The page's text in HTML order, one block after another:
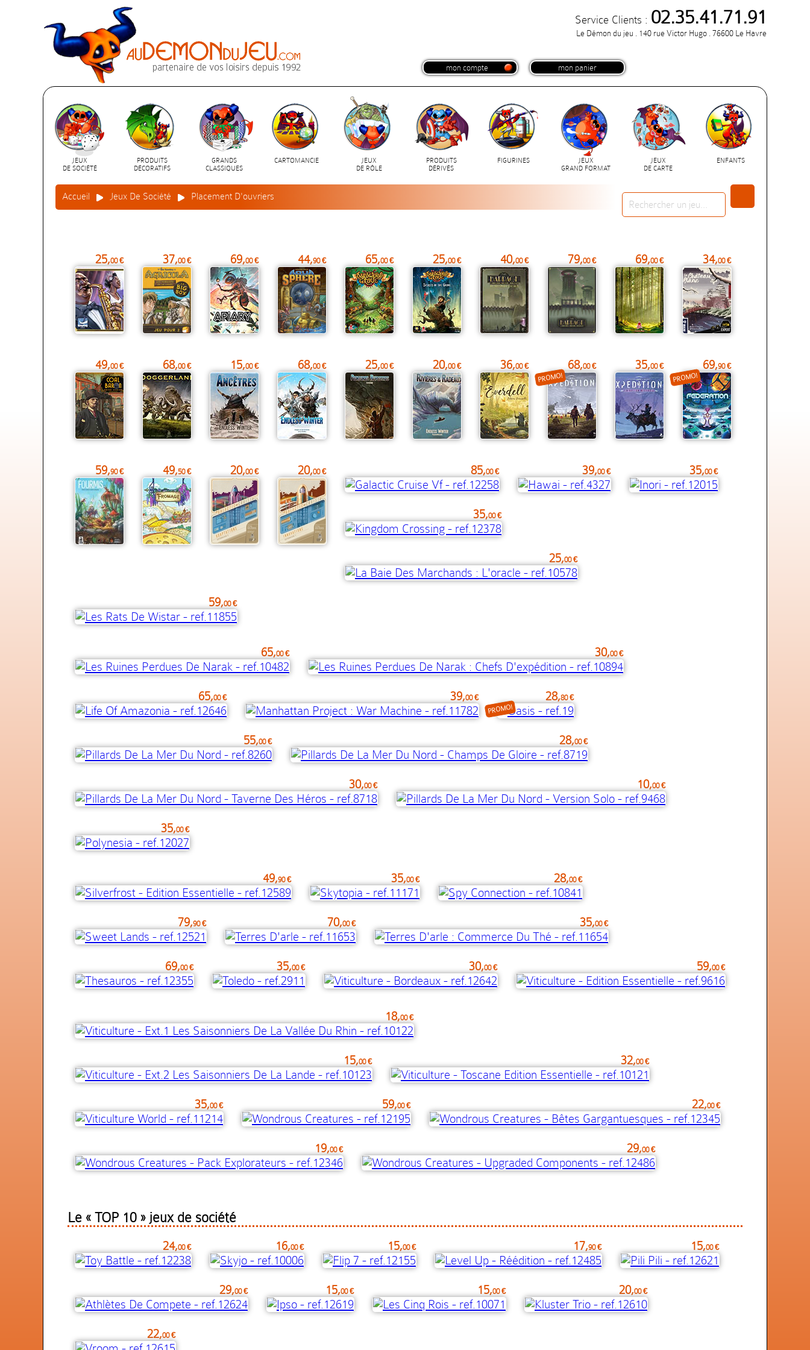
Service Clients : 02.35.41.71.91
Le Démon du jeu . 140 rue Victor Hugo . 76600 Le Havre
mon compte mon panier
JEUX
DE SOCIÉTÉ
PRODUITS
DÉCORATIFS
GRANDS
CLASSIQUES
CARTOMANCIE
JEUX
DE RÔLE
PRODUITS
DÉRIVÉS
FIGURINES
JEUX
GRAND FORMAT
JEUX
DE CARTE
ENFANTS
Accueil Jeux De Société Placement D'ouvriers
25,00 € 37,00 € 69,00 € 44,90 € 65,00 € 25,00 € 40,00 € 79,00 € 69,00 € 34,00 €
49,00 € 68,00 € 15,00 € 68,00 € 25,00 € 20,00 € 36,00 €
PROMO!
68,00 € 35,00 €
PROMO!
69,90 €
59,90 € 49,50 € 20,00 € 20,00 € 85,00 € 39,00 € 35,00 €
35,00 €
25,00 €
59,00 €
65,00 € 30,00 €
65,00 € 39,00 €
PROMO!
28,80 €
55,00 € 28,00 €
30,00 € 10,00 €
35,00 €
49,90 € 35,00 € 28,00 €
79,90 € 70,00 € 35,00 €
69,00 € 35,00 € 30,00 € 59,00 €
18,00 €
15,00 € 32,00 €
35,00 € 59,00 € 22,00 €
19,00 € 29,00 €
Le « TOP 10 » jeux de société
24,00 € 16,00 € 15,00 € 17,90 € 15,00 €
29,00 € 15,00 € 15,00 € 20,00 €
22,00 €